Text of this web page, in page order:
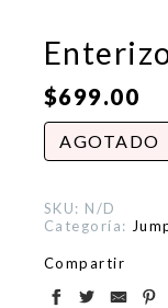
$699.00
AGOTADO
SKU: N/D
Categoría:
Compartir